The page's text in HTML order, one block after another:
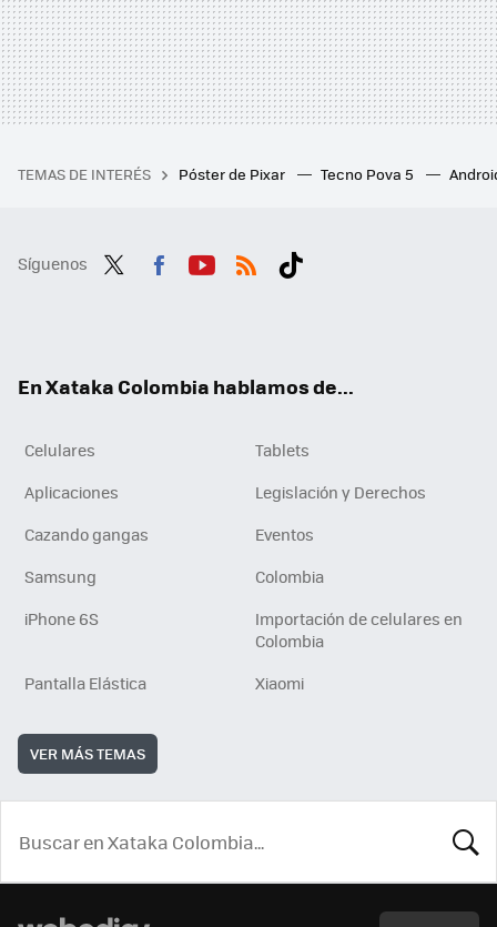
TEMAS DE INTERÉS Póster de Pixar Tecno Pova 5
Síguenos
En Xataka Colombia hablamos de...
Celulares
Tablets
Aplicaciones
Legislación y Derechos
Cazando gangas
Eventos
Samsung
Colombia
iPhone 6S
Importación de celulares en
Colombia
Pantalla Elástica
Xiaomi
VER MÁS TEMAS